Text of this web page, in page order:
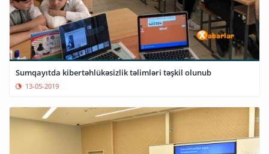
Sumqayıtda kibertəhlükəsizlik təlimləri təşkil olunub
13-05-2019